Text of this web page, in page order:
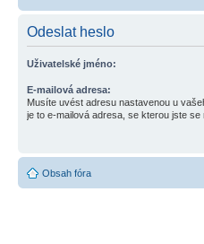
Odeslat heslo
Uživatelské jméno:
E-mailová adresa:
Musíte uvést adresu nastavenou u
je to e-mailová adresa, se kterou jste se
Obsah fóra